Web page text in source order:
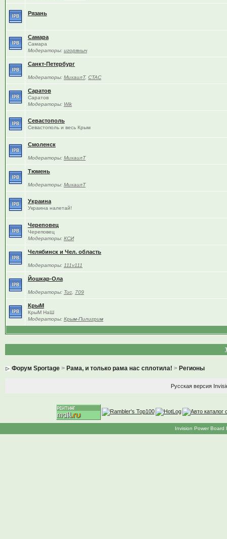
Рязань
Самара
Самара
Модераторы: игоряныч
Санкт-Петербург
Модераторы: МихаилТ, CTAC
Саратов
Саратов
Модераторы: Wik
Севастополь
Севастополь и весь Крым
Смоленск
Модераторы: МихаилТ
Тюмень
Модераторы: МихаилТ
Украина
Украина налетай!
Череповец
Череповец
Модераторы: КСИ
Челябинск и Чел. область
Модераторы: 111v111
Йошкар-Ола
Модераторы: Tuc, 709
КрыМ
КрыМ НаШ
Модераторы: Крым-Пилигрим
Форум Sportage> Рама, и только рама нас сплотила! > Регионы
Русская версия
Invision Power